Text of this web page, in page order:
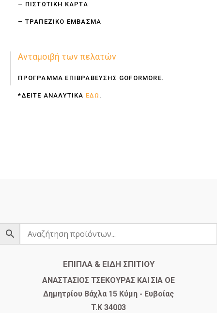
– ΠΙΣΤΩΤΙΚΗ ΚΑΡΤΑ
– ΤΡΑΠΕΖΙΚΟ ΕΜΒΑΣΜΑ
Ανταμοιβή των πελατών
ΠΡΟΓΡΑΜΜΑ ΕΠΙΒΡΑΒΕΥΣΗΣ GOFORMORE.
*ΔΕΙΤΕ ΑΝΑΛΥΤΙΚΑ ΕΔΩ .
ΕΠΙΠΛΑ & ΕΙΔΗ ΣΠΙΤΙΟΥ
​ΑΝΑΣΤΑΣΙΟΣ ΤΣΕΚΟΥΡΑΣ ΚΑΙ ΣΙΑ ΟΕ
Δημητρίου Βάχλα 15 Κύμη - Ευβοίας
T.K 34003